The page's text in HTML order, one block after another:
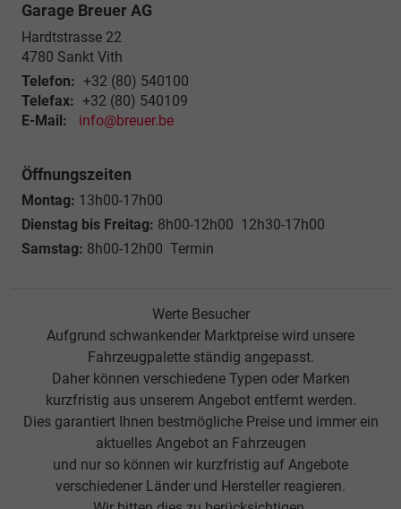
Garage Breuer AG
Hardtstrasse 22
4780 Sankt Vith
Telefon: +32 (80) 540100
Telefax: +32 (80) 540109
E-Mail:
info@breuer.be
Öffnungszeiten
Montag: 13h00-17h00
Dienstag bis Freitag: 8h00-12h00 12h30-17h00
Samstag: 8h00-12h00 Termin
Werte Besucher
Aufgrund schwankender Marktpreise wird unsere
Fahrzeugpalette ständig angepasst.
Daher können verschiedene Typen oder Marken
kurzfristig aus unserem Angebot entfernt werden.
Dies garantiert Ihnen bestmögliche Preise und immer ein
aktuelles Angebot an Fahrzeugen
und nur so können wir kurzfristig auf Angebote
verschiedener Länder und Hersteller reagieren.